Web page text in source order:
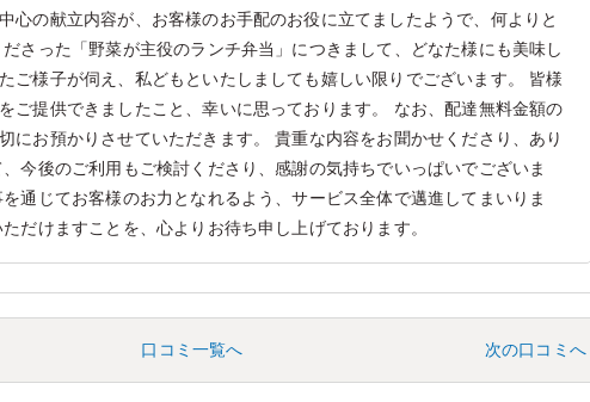
心の献立内容が、お客様のお手配のお役に立てましたようで、何よりと
さった「野菜が主役のランチ弁当」につきまして、どなた様にも美味し
ご様子が伺え、私どもといたしましても嬉しい限りでございます。 皆様
ご提供できましたこと、幸いに思っております。 なお、配達無料金額の
にお預かりさせていただきます。 貴重な内容をお聞かせくださり、あり
今後のご利用もご検討くださり、感謝の気持ちでいっぱいでございま
通じてお客様のお力となれるよう、サービス全体で邁進してまいりま
だけますことを、心よりお待ち申し上げております。
口コミ一覧へ 次の口コミへ